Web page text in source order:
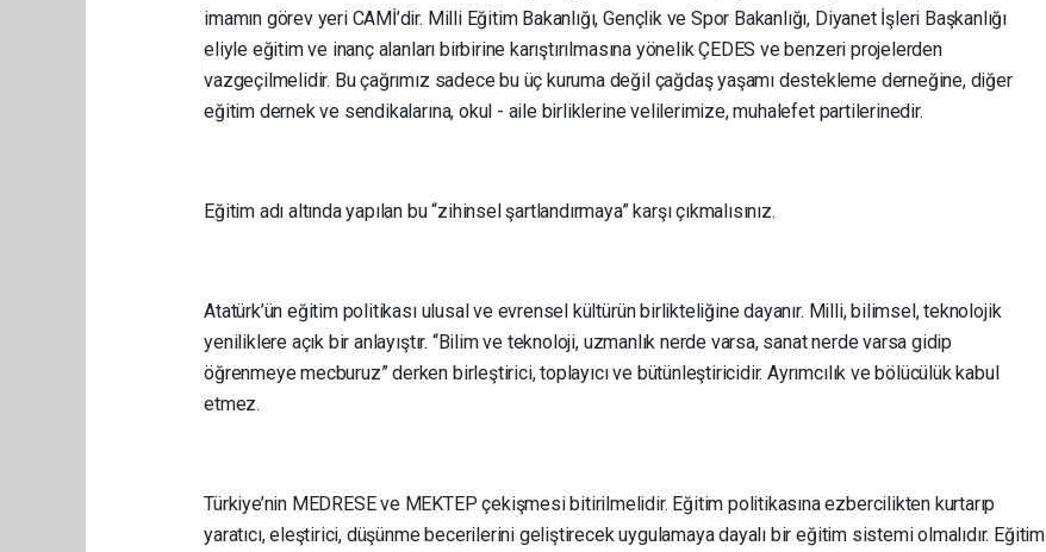
imamın görev yeri CAMİ’dir. Milli Eğitim Bakanlığı, Gençlik ve Spor Bakanlığı, Diyanet İşleri Başkanlığı
eliyle eğitim ve inanç alanları birbirine karıştırılmasına yönelik ÇEDES ve benzeri projelerden
vazgeçilmelidir. Bu çağrımız sadece bu üç kuruma değil çağdaş yaşamı destekleme derneğine, diğer
eğitim dernek ve sendikalarına, okul - aile birliklerine velilerimize, muhalefet partilerinedir.
Eğitim adı altında yapılan bu “zihinsel şartlandırmaya” karşı çıkmalısınız.
Atatürk’ün eğitim politikası ulusal ve evrensel kültürün birlikteliğine dayanır. Milli, bilimsel, teknolojik
yeniliklere açık bir anlayıştır. “Bilim ve teknoloji, uzmanlık nerde varsa, sanat nerde varsa gidip
öğrenmeye mecburuz” derken birleştirici, toplayıcı ve bütünleştiricidir. Ayrımcılık ve bölücülük kabul
etmez.
Türkiye’nin MEDRESE ve MEKTEP çekişmesi bitirilmelidir. Eğitim politikasına ezbercilikten kurtarıp
yaratıcı, eleştirici, düşünme becerilerini geliştirecek uygulamaya dayalı bir eğitim sistemi olmalıdır. Eğitim